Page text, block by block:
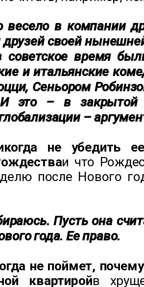
в компании
своей
время
и итальянские
Сеньором
это – в закрытой
–
не убедить
и что
после Нового
Пусть она
года. Ее право.
не поймет,
квартиройв